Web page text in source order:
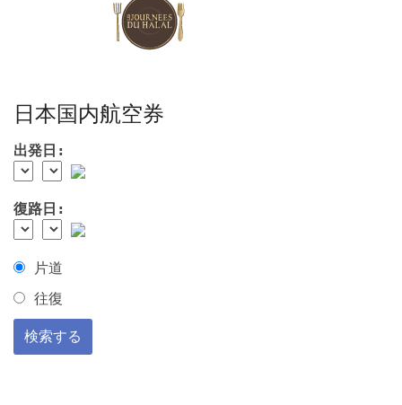
日本国内航空券
出発日:
復路日:
片道
往復